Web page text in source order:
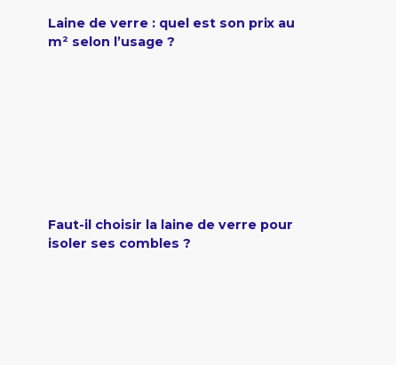
Laine de verre : quel est son prix au
m² selon l’usage ?
Faut-il choisir la laine de verre pour
isoler ses combles ?